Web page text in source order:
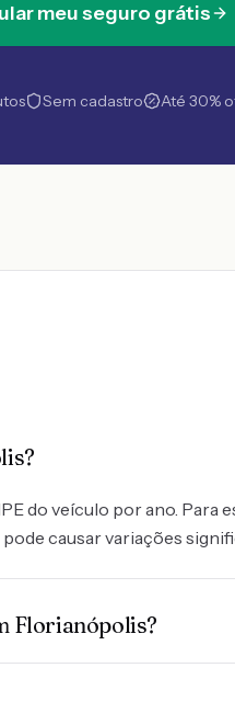
meu seguro grátis
Sem cadastro Até 30%
do veículo por ano. Para
causar variações
Florianópolis?